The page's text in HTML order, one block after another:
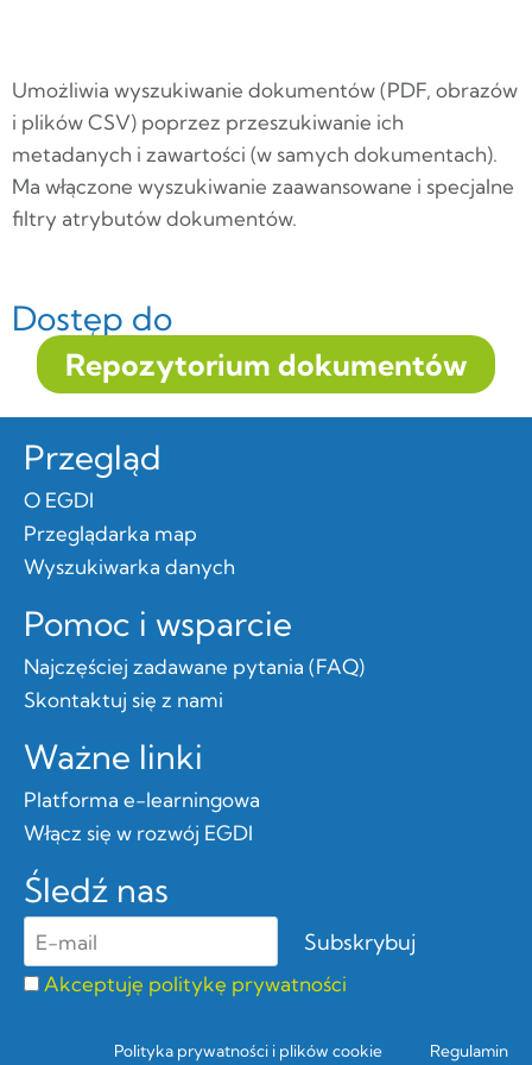
Umożliwia wyszukiwanie dokumentów (PDF, obrazów
i plików CSV) poprzez przeszukiwanie ich
metadanych i zawartości (w samych dokumentach).
Ma włączone wyszukiwanie zaawansowane i specjalne
filtry atrybutów dokumentów.
Dostęp do
Repozytorium dokumentów
Przegląd
O EGDI
Przeglądarka map
Wyszukiwarka danych
Pomoc i wsparcie
Najczęściej zadawane pytania (FAQ)
Skontaktuj się z nami
Ważne linki
Platforma e-learningowa
Włącz się w rozwój EGDI
Śledź nas
Akceptuję politykę prywatności
Polityka prywatności i plików cookie Regulamin